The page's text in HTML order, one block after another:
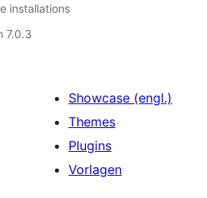
installations
7.0.3
Showcase (engl.)
Themes
Plugins
Vorlagen